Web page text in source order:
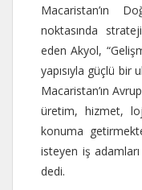
Macaristan’ın
noktasında
eden Akyol,
yapısıyla güçlü bir
Macaristan’ın
üretim, hizmet,
konuma
isteyen iş
dedi.